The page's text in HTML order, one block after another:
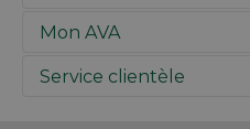
Notre histoire
Travailler chez AVA
Mon AVA
Inspiration
Service clientèle